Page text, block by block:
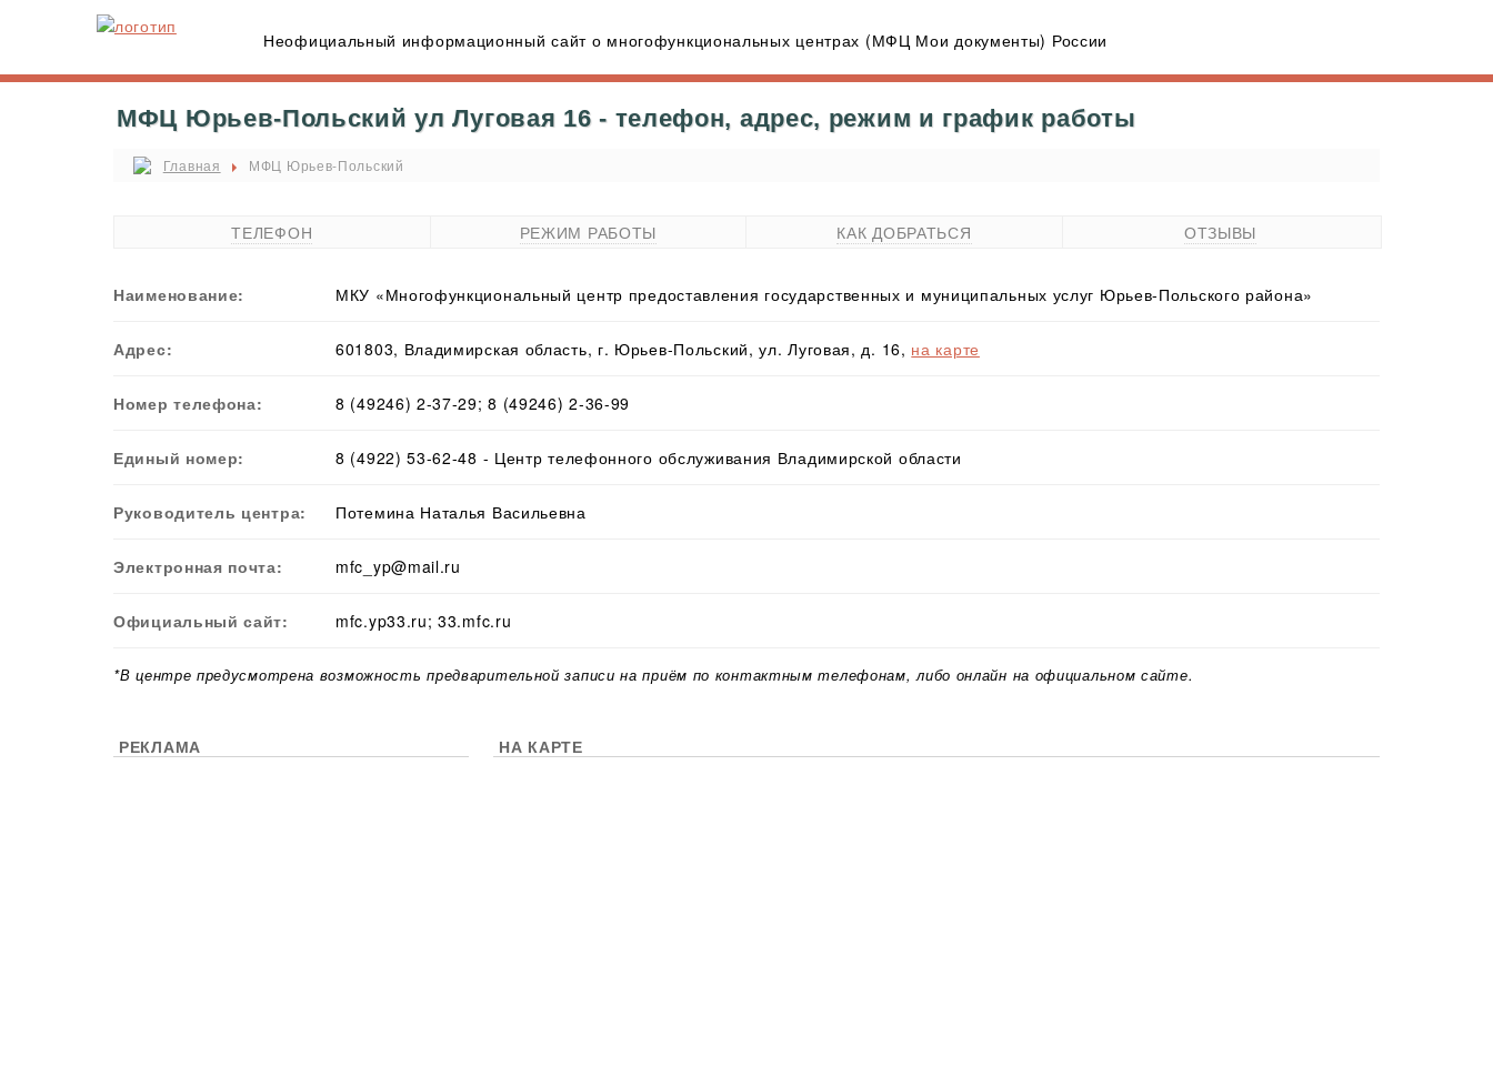
Неофициальный информационный сайт о многофункциональных центрах (МФЦ Мои документы) России
МФЦ Юрьев-Польский ул Луговая 16 - телефон, адрес, режим и график работы
Главная МФЦ Юрьев-Польский
ТЕЛЕФОН РЕЖИМ РАБОТЫ КАК ДОБРАТЬСЯ ОТЗЫВЫ
Наименование: МКУ «Многофункциональный центр предоставления государственных и муниципальных услуг Юрьев-Польского района»
Адрес: 601803, Владимирская область, г. Юрьев-Польский, ул. Луговая, д. 16, на карте
Номер телефона: 8 (49246) 2-37-29; 8 (49246) 2-36-99
Единый номер: 8 (4922) 53-62-48 - Центр телефонного обслуживания Владимирской области
Руководитель центра: Потемина Наталья Васильевна
Электронная почта: mfc_yp@mail.ru
Официальный сайт: mfc.yp33.ru; 33.mfc.ru
*В центре предусмотрена возможность предварительной записи на приём по контактным телефонам, либо онлайн на официальном сайте.
РЕКЛАМА НА КАРТЕ